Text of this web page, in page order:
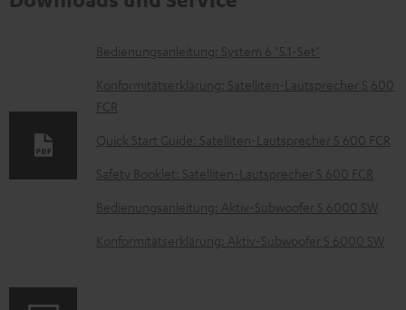
D
o
k
u
e
n
t
Bedienungsanleitung: System 6 "5.1-Set"
Konformitätserklärung: Satelliten-Lautsprecher S 600
FCR
Quick Start Guide: Satelliten-Lautsprecher S 600 FCR
Safety Booklet: Satelliten-Lautsprecher S 600 FCR
Bedienungsanleitung: Aktiv-Subwoofer S 6000 SW
Konformitätserklärung: Aktiv-Subwoofer S 6000 SW